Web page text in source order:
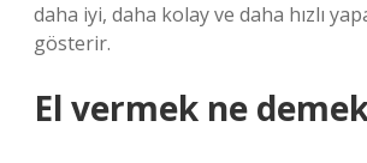
daha iyi, daha kolay ve daha hızlı
gösterir.
El vermek ne